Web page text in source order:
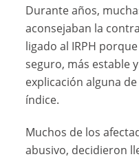
Durante años,
aconsejaban la
ligado al IRPH
seguro, más estable
explicación alguna
índice.
Muchos de los
abusivo, decidieron